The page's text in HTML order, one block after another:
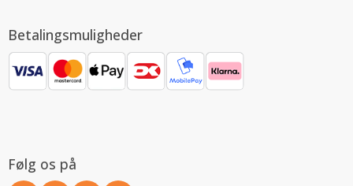
Betalingsmuligheder
Følg os på